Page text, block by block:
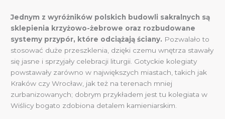
Jednym z wyróżników polskich budowli sakralnych są
sklepienia krzyżowo-żebrowe oraz rozbudowane
systemy przypór, które odciążają ściany. Pozwalało to
stosować duże przeszklenia, dzięki czemu wnętrza stawały
się jasne i sprzyjały celebracji liturgii. Gotyckie kolegiaty
powstawały zarówno w największych miastach, takich jak
Kraków czy Wrocław, jak też na terenach mniej
zurbanizowanych; dobrym przykładem jest tu kolegiata w
Wiślicy bogato zdobiona detalem kamieniarskim.